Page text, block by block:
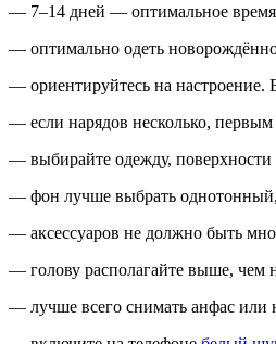
— 7–14 дней — оптимальное время
— оптимально одеть
— ориентируйтесь на настроение.
— если нарядов несколько,
— выбирайте одежду,
— фон лучше выбрать однотонный,
— аксессуаров не должно быть
— голову располагайте выше, чем
— лучше всего снимать анфас или